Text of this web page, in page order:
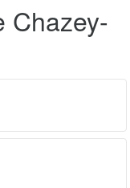
Chazey-